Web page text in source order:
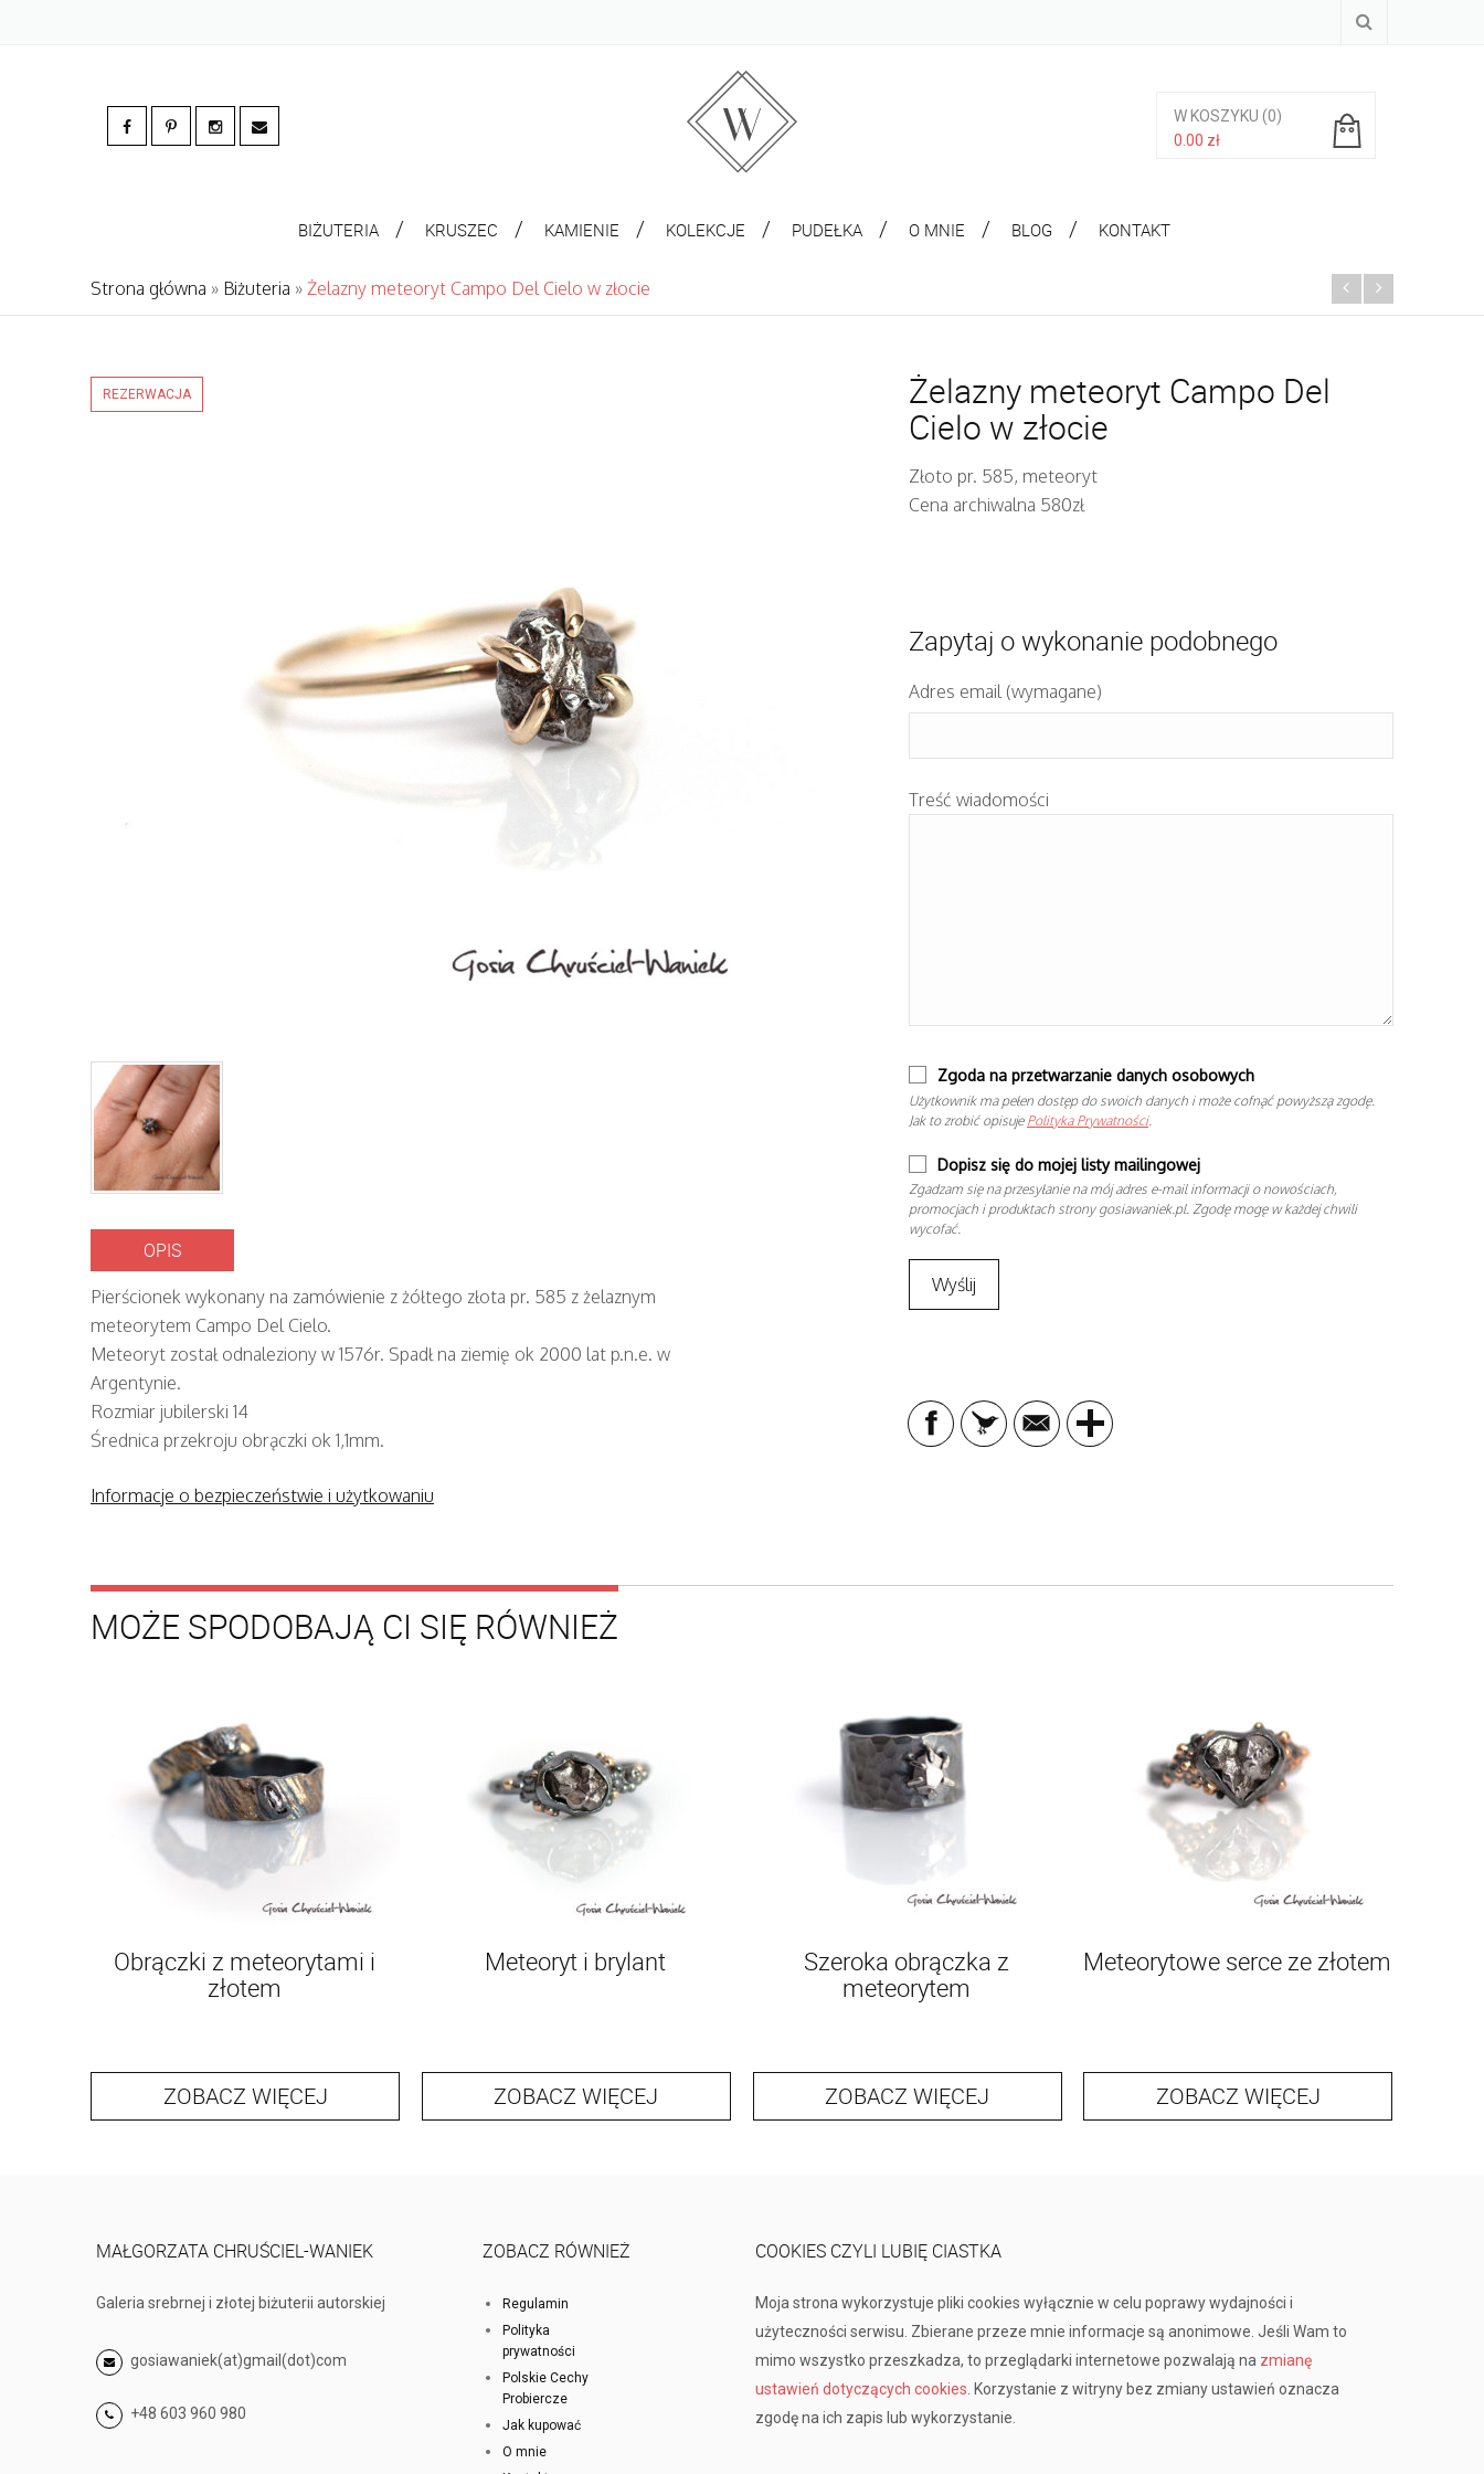
W KOSZYKU (0)
0.00 zł
BIŻUTERIA KRUSZEC KAMIENIE KOLEKCJE PUDEŁKA O MNIE BLOG KONTAKT
Strona główna » Biżuteria » Żelazny meteoryt Campo Del Cielo w złocie
REZERWACJA
OPIS
Pierścionek wykonany na zamówienie z żółtego złota pr. 585 z żelaznym
meteorytem Campo Del Cielo.
Meteoryt został odnaleziony w 1576r. Spadł na ziemię ok 2000 lat p.n.e. w
Argentynie.
Rozmiar jubilerski 14
Średnica przekroju obrączki ok 1,1mm.
Informacje o bezpieczeństwie i użytkowaniu
Żelazny meteoryt Campo Del
Cielo w złocie
Złoto pr. 585, meteoryt
Cena archiwalna 580zł
Zapytaj o wykonanie podobnego
Adres email (wymagane)
Treść wiadomości
Zgoda na przetwarzanie danych osobowych
Użytkownik ma pełen dostęp do swoich danych i może cofnąć powyższą zgodę.
Jak to zrobić opisuje Polityka Prywatności.
Dopisz się do mojej listy mailingowej
Zgadzam się na przesyłanie na mój adres e-mail informacji o nowościach,
promocjach i produktach strony gosiawaniek.pl. Zgodę mogę w każdej chwili
wycofać.
MOŻE SPODOBAJĄ CI SIĘ RÓWNIEŻ
Obrączki z meteorytami i
złotem
ZOBACZ WIĘCEJ
Meteoryt i brylant
ZOBACZ WIĘCEJ
Szeroka obrączka z
meteorytem
ZOBACZ WIĘCEJ
Meteorytowe serce ze złotem
ZOBACZ WIĘCEJ
MAŁGORZATA CHRUŚCIEL-WANIEK
Galeria srebrnej i złotej biżuterii autorskiej
gosiawaniek(at)gmail(dot)com
+48 603 960 980
ZOBACZ RÓWNIEŻ
Regulamin
Polityka
prywatności
Polskie Cechy
Probiercze
Jak kupować
O mnie
COOKIES CZYLI LUBIĘ CIASTKA
Moja strona wykorzystuje pliki cookies wyłącznie w celu poprawy wydajności i
użyteczności serwisu. Zbierane przeze mnie informacje są anonimowe. Jeśli Wam to
mimo wszystko przeszkadza, to przeglądarki internetowe pozwalają na zmianę
ustawień dotyczących cookies . Korzystanie z witryny bez zmiany ustawień oznacza
zgodę na ich zapis lub wykorzystanie.